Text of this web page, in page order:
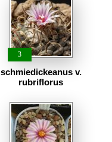
3
schmiedickeanus v.
rubriflorus